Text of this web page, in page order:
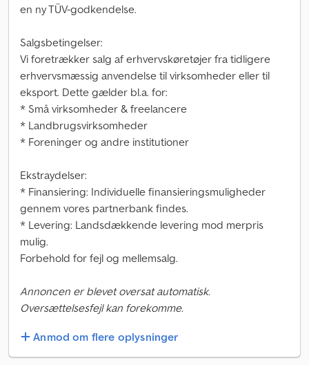
en ny TÜV-godkendelse.
Salgsbetingelser:
Vi foretrækker salg af erhvervskøretøjer fra tidligere
erhvervsmæssig anvendelse til virksomheder eller til
eksport. Dette gælder bl.a. for:
* Små virksomheder & freelancere
* Landbrugsvirksomheder
* Foreninger og andre institutioner
Ekstraydelser:
* Finansiering: Individuelle finansieringsmuligheder
gennem vores partnerbank findes.
* Levering: Landsdækkende levering mod merpris
mulig.
Forbehold for fejl og mellemsalg.
Annoncen er blevet oversat automatisk.
Oversættelsesfejl kan forekomme.
Anmod om flere oplysninger